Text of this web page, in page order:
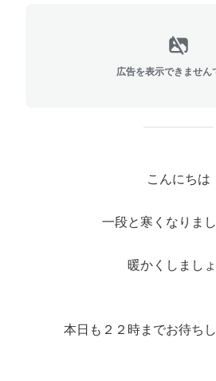
広告を表示できません
こんにちは
一段と寒くなりまし
暖かくしましょ
本日も２２時までお待ち